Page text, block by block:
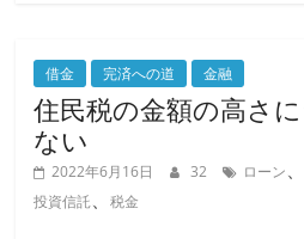
b
o
o
k
借金 完済への道 金融
住民税の金額の高さ
ない
2022年6月16日 32 ローン
投資信託、税金